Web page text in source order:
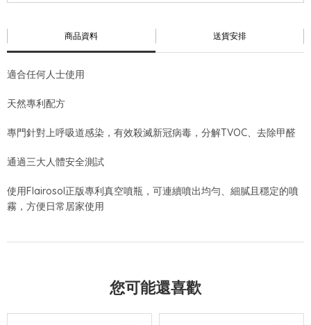
商品資料 送貨安排
適合任何人士使用
天然專利配方
專門針對上呼吸道感染，有效殺滅新冠病毒，分解TVOC、去除甲醛
通過三大人體安全測試
使用Flairosol正版專利真空噴瓶，可連續噴出均勻、細膩且穩定的噴
霧，方便日常居家使用
您可能還喜歡